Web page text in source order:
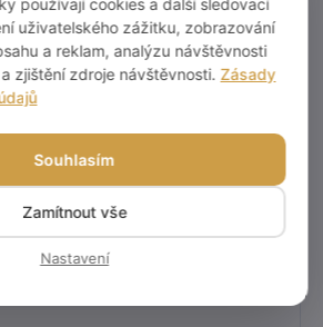
uživatelského zážitku, zobrazování
a reklam, analýzu návštěvnosti
zjištění zdroje návštěvnosti. Zásady
Souhlasím
Zamítnout vše
Nastavení